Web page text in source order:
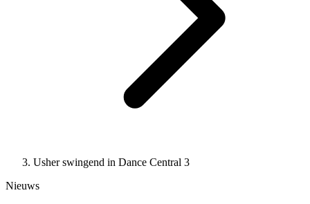
Usher swingend in Dance Central 3
Nieuws